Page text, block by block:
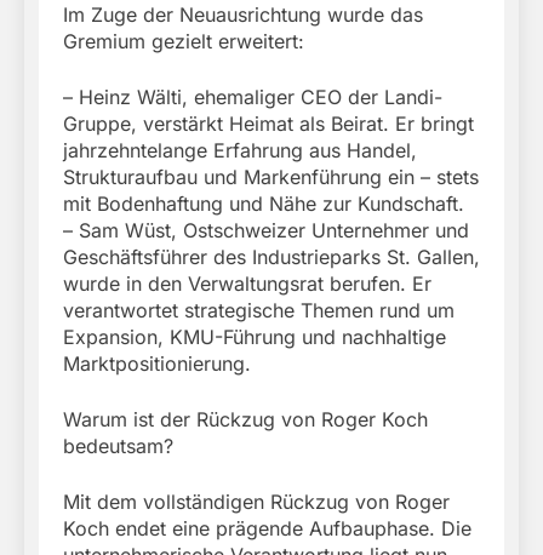
Im Zuge der Neuausrichtung wurde das
Gremium gezielt erweitert:
– Heinz Wälti, ehemaliger CEO der Landi-
Gruppe, verstärkt Heimat als Beirat. Er bringt
jahrzehntelange Erfahrung aus Handel,
Strukturaufbau und Markenführung ein – stets
mit Bodenhaftung und Nähe zur Kundschaft.
– Sam Wüst, Ostschweizer Unternehmer und
Geschäftsführer des Industrieparks St. Gallen,
wurde in den Verwaltungsrat berufen. Er
verantwortet strategische Themen rund um
Expansion, KMU-Führung und nachhaltige
Marktpositionierung.
Warum ist der Rückzug von Roger Koch
bedeutsam?
Mit dem vollständigen Rückzug von Roger
Koch endet eine prägende Aufbauphase. Die